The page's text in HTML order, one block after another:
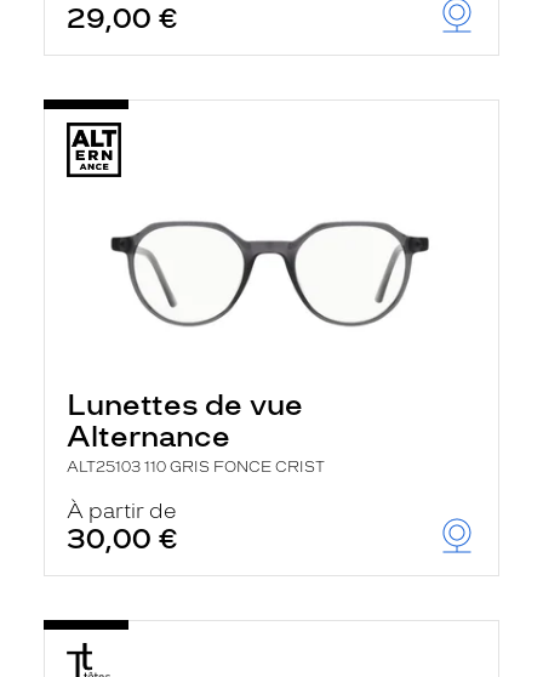
29,00 €
Lunettes de vue
Alternance
ALT25103 110 GRIS FONCE CRIST
À partir de
30,00 €